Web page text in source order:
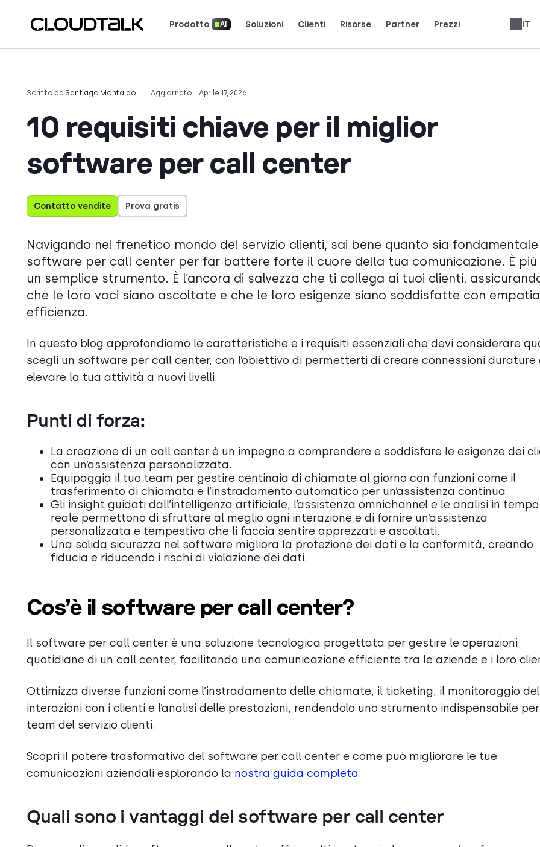
Prodotto AI Soluzioni Clienti Risorse Partner Prezzi IT
Scritto da Santiago Montaldo Aggiornato il Aprile 17, 2026
10 requisiti chiave per il miglior
software per call center
Contatto vendite Prova gratis
Navigando nel frenetico mondo del servizio clienti, sai bene quanto sia fondamentale
software per call center per far battere forte il cuore della tua comunicazione. È più
un semplice strumento. È l’ancora di salvezza che ti collega ai tuoi clienti,
che le loro voci siano ascoltate e che le loro esigenze siano soddisfatte con
efficienza.
In questo blog approfondiamo le caratteristiche e i requisiti essenziali che devi considerare
scegli un software per call center, con l’obiettivo di permetterti di creare connessioni durature
elevare la tua attività a nuovi livelli.
Punti di forza:
La creazione di un call center è un impegno a comprendere e soddisfare le esigenze dei
con un’assistenza personalizzata.
Equipaggia il tuo team per gestire centinaia di chiamate al giorno con funzioni come il
trasferimento di chiamata e l’instradamento automatico per un’assistenza continua.
Gli insight guidati dall’intelligenza artificiale, l’assistenza omnichannel e le analisi in tempo
reale permettono di sfruttare al meglio ogni interazione e di fornire un’assistenza
personalizzata e tempestiva che li faccia sentire apprezzati e ascoltati.
Una solida sicurezza nel software migliora la protezione dei dati e la conformità, creando
fiducia e riducendo i rischi di violazione dei dati.
Cos’è il software per call center?
Il software per call center è una soluzione tecnologica progettata per gestire le operazioni
quotidiane di un call center, facilitando una comunicazione efficiente tra le aziende e i loro
Ottimizza diverse funzioni come l’instradamento delle chiamate, il ticketing, il monitoraggio
interazioni con i clienti e l’analisi delle prestazioni, rendendolo uno strumento indispensabile
team del servizio clienti.
Scopri il potere trasformativo del software per call center e come può migliorare le tue
comunicazioni aziendali esplorando la nostra guida completa.
Quali sono i vantaggi del software per call center